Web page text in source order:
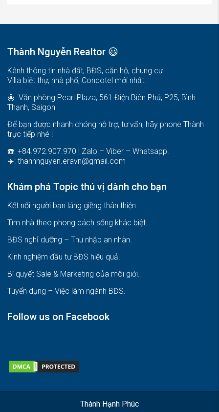
Thành Nguyễn Realtor 😃
Kênh thông tin nhà đất, BĐS, căn hộ, chung cư
Villa biệt thự, nhà phố, Condotel mới nhất.
🌼: Văn phòng Pearl Plaza, 561 Điện Biên Phủ, P25, Bình
Thạnh, Saigon
Để bạn được nhanh chóng hỗ trợ, tư vấn, hãy phone Thành
trực tiếp nhé !
☎️: +84.972.907.970 | Zalo – Viber – Whatsapp.
✈️: thanhnguyen.eravn@gmail.com
Khám phá Topic thú vị dành cho bạn
Kết nối người bạn láng giềng thân thiện.
Tìm nhà theo phong cách sống khác biệt
BĐS nghỉ dưỡng – Thu nhập an nhàn
Kinh nghiệm đầu tư BĐS hiệu quả
Bí quyết Sale & Marketing của môi giới
Tuyển dụng – Việc làm ngành BĐS
Follow us on Facebook
Thành Hạnh Phúc